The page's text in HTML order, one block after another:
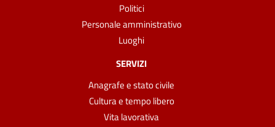
Politici
Personale amministrativo
Luoghi
SERVIZI
Anagrafe e stato civile
Cultura e tempo libero
Vita lavorativa